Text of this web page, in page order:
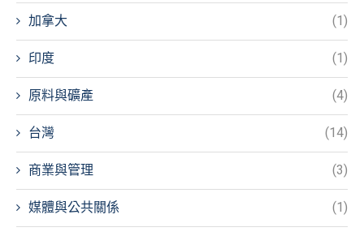
加拿大 (1)
印度 (1)
原料與礦產 (4)
台灣 (14)
商業與管理 (3)
媒體與公共關係 (1)